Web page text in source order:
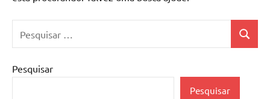
por:
Pesquisar
Pesquisar